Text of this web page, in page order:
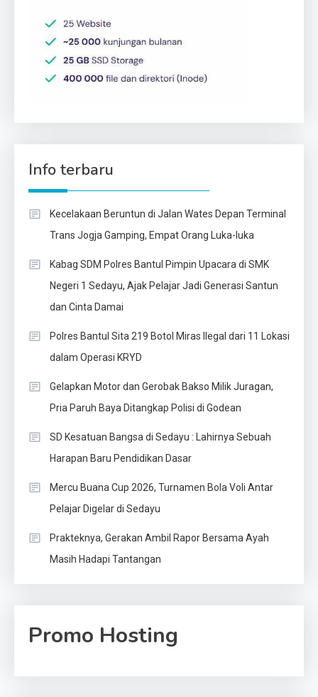
Info terbaru
Kecelakaan Beruntun di Jalan Wates Depan Terminal
Trans Jogja Gamping, Empat Orang Luka-luka
Kabag SDM Polres Bantul Pimpin Upacara di SMK
Negeri 1 Sedayu, Ajak Pelajar Jadi Generasi Santun
dan Cinta Damai
Polres Bantul Sita 219 Botol Miras Ilegal dari 11 Lokasi
dalam Operasi KRYD
Gelapkan Motor dan Gerobak Bakso Milik Juragan,
Pria Paruh Baya Ditangkap Polisi di Godean
SD Kesatuan Bangsa di Sedayu : Lahirnya Sebuah
Harapan Baru Pendidikan Dasar
Mercu Buana Cup 2026, Turnamen Bola Voli Antar
Pelajar Digelar di Sedayu
Prakteknya, Gerakan Ambil Rapor Bersama Ayah
Masih Hadapi Tantangan
Promo Hosting